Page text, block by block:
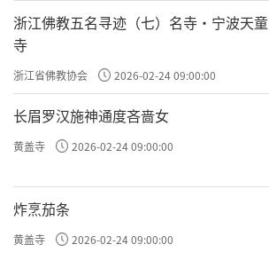
浙江佛教五名寻迹（七）名寺·宁波天童
寺
浙江省佛教协会 2026-02-24 09:00:00
长眉罗汉施神通度吝啬女
黄盖寺 2026-02-24 09:00:00
炸烹茄条
黄盖寺 2026-02-24 09:00:00